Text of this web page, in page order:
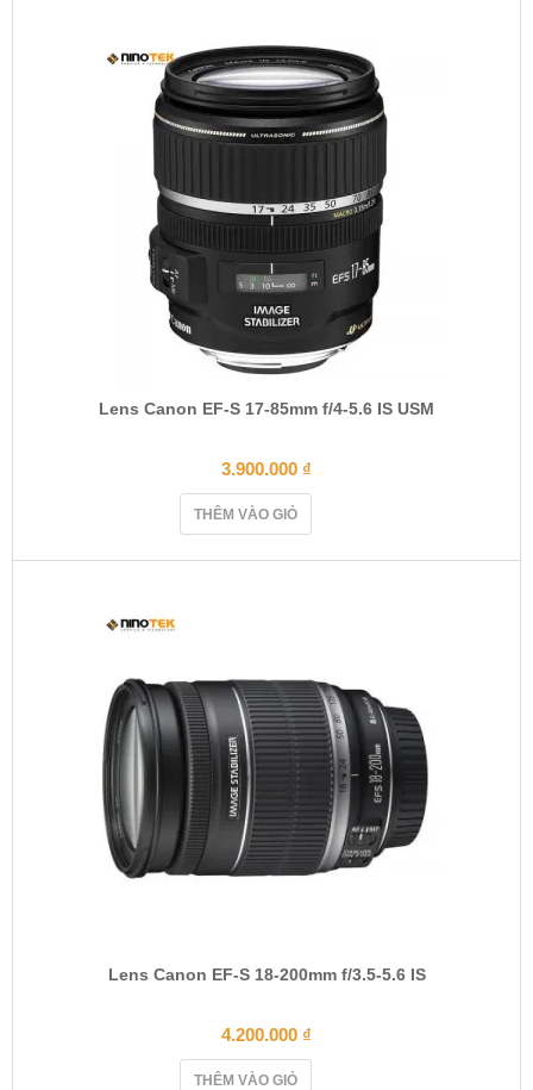
Lens Canon EF-S 17-85mm f/4-5.6 IS USM
3.900.000 ₫
THÊM VÀO GIỎ
Lens Canon EF-S 18-200mm f/3.5-5.6 IS
4.200.000 ₫
THÊM VÀO GIỎ